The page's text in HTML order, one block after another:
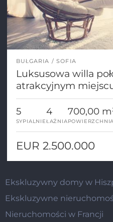
BUŁGARIA SOFIA
Luksusowa willa
atrakcyjnym
5
SYPIALNIE
4
ŁAŹNIA
700,00
POWIERZCHNIA
EUR 2.500.000
Ekskluzywny domy w
Ekskluzywne
Nieruchomości w Francji